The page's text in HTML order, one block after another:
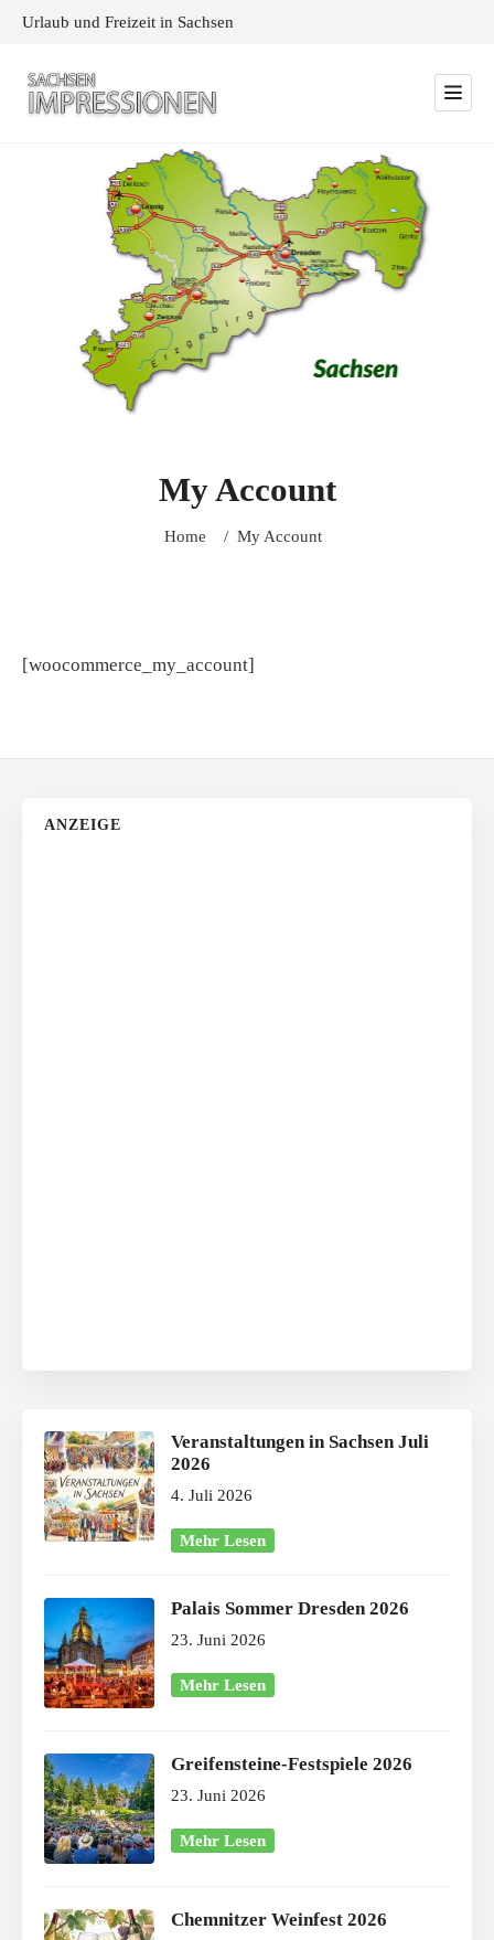
Urlaub und Freizeit in Sachsen
My Account
Home / My Account
[woocommerce_my_account]
ANZEIGE
Veranstaltungen in Sachsen Juli
2026
4. Juli 2026
Mehr Lesen
Palais Sommer Dresden 2026
23. Juni 2026
Mehr Lesen
Greifensteine-Festspiele 2026
23. Juni 2026
Mehr Lesen
Chemnitzer Weinfest 2026